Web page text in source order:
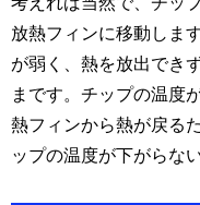
放熱フィンに移動しま
が弱く、熱を放出でき
まです。チップの温度
熱フィンから熱が戻る
ップの温度が下がらな